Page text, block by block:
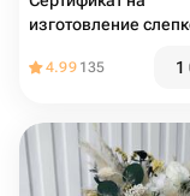
изготовление
4.99 135 1